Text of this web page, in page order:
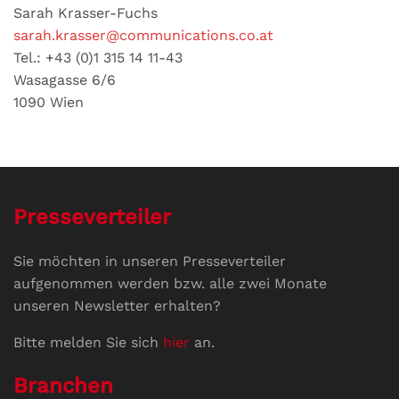
Sarah Krasser-Fuchs
sarah.krasser@communications.co.at
Tel.: +43 (0)1 315 14 11-43
Wasagasse 6/6
1090 Wien
Presseverteiler
Sie möchten in unseren Presseverteiler
aufgenommen werden bzw. alle zwei Monate
unseren Newsletter erhalten?
Bitte melden Sie sich hier an.
Branchen